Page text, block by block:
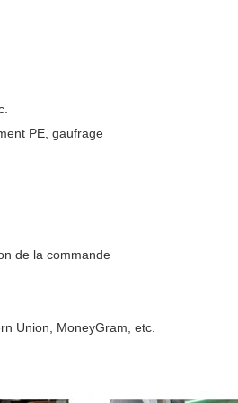
PE, gaufrage
de la commande
Union, MoneyGram, etc.